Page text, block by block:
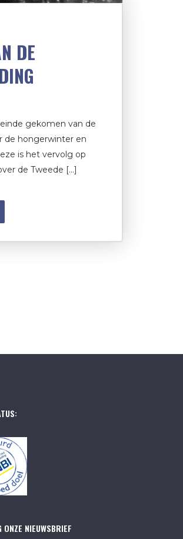
DE
gekomen van de
de hongerwinter en
is het vervolg op
de Tweede […]
ONZE NIEUWSBRIEF